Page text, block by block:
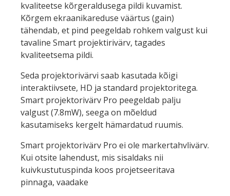
kvaliteetse kõrgeraldusega pildi kuvamist.
Kõrgem ekraanikareduse väärtus (gain)
tähendab, et pind peegeldab rohkem valgust kui
tavaline Smart projektirivärv, tagades
kvaliteetsema pildi.
Seda projektorivärvi saab kasutada kõigi
interaktiivsete, HD ja standard projektoritega.
Smart projektorivärv Pro peegeldab palju
valgust (7.8mW), seega on mõeldud
kasutamiseks kergelt hämardatud ruumis.
Smart projektorivärv Pro ei ole markertahvlivärv.
Kui otsite lahendust, mis sisaldaks nii
kuivkustutuspinda koos projetseeritava
pinnaga, vaadake